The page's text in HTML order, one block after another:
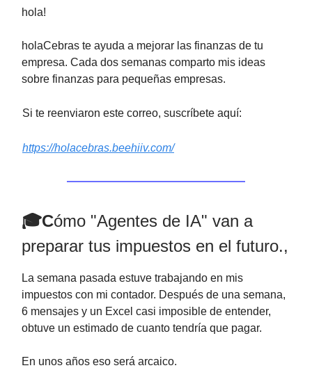
hola!
holaCebras te ayuda a mejorar las finanzas de tu
empresa. Cada dos semanas comparto mis ideas
sobre finanzas para pequeñas empresas.
Si te reenviaron este correo, suscríbete aquí:
https://holacebras.beehiiv.com/
🎓Cómo "Agentes de IA" van a
preparar tus impuestos en el futuro.,
La semana pasada estuve trabajando en mis
impuestos con mi contador. Después de una semana,
6 mensajes y un Excel casi imposible de entender,
obtuve un estimado de cuanto tendría que pagar.
En unos años eso será arcaico.